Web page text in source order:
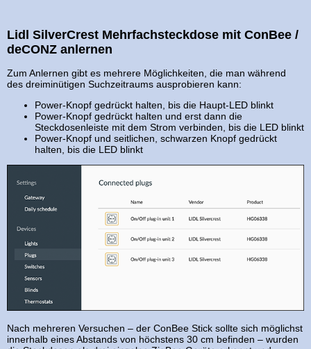
Lidl SilverCrest Mehrfachsteckdose mit ConBee /
deCONZ anlernen
Zum Anlernen gibt es mehrere Möglichkeiten, die man während
des dreiminütigen Suchzeitraums ausprobieren kann:
Power-Knopf gedrückt halten, bis die Haupt-LED blinkt
Power-Knopf gedrückt halten und erst dann die
Steckdosenleiste mit dem Strom verbinden, bis die LED blinkt
Power-Knopf und seitlichen, schwarzen Knopf gedrückt
halten, bis die LED blinkt
Nach mehreren Versuchen – der ConBee Stick sollte sich möglichst
innerhalb eines Abstands von höchstens 30 cm befinden – wurden